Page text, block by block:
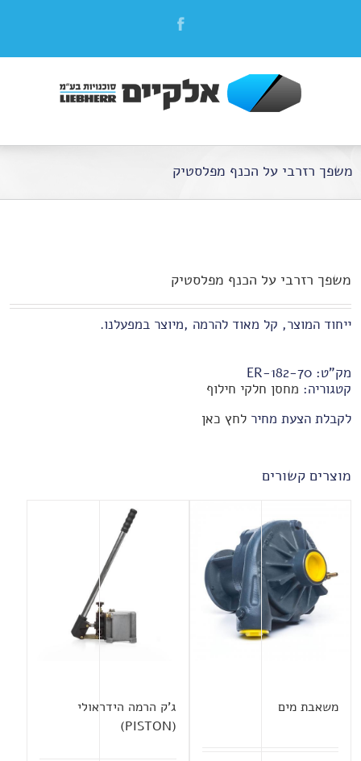
משפך רזרבי על הכנף מפלסטיק
משפך רזרבי על הכנף מפלסטיק
ייחוד המוצר, קל מאוד להרמה ,מיוצר במפעלנו.
מק"ט: 70-ER-182
קטגוריה: מחסן חלקי חילוף
לקבלת הצעת מחיר לחץ כאן
מוצרים קשורים
משאבת מים
ג'ק הרמה הידראולי
(PISTON)